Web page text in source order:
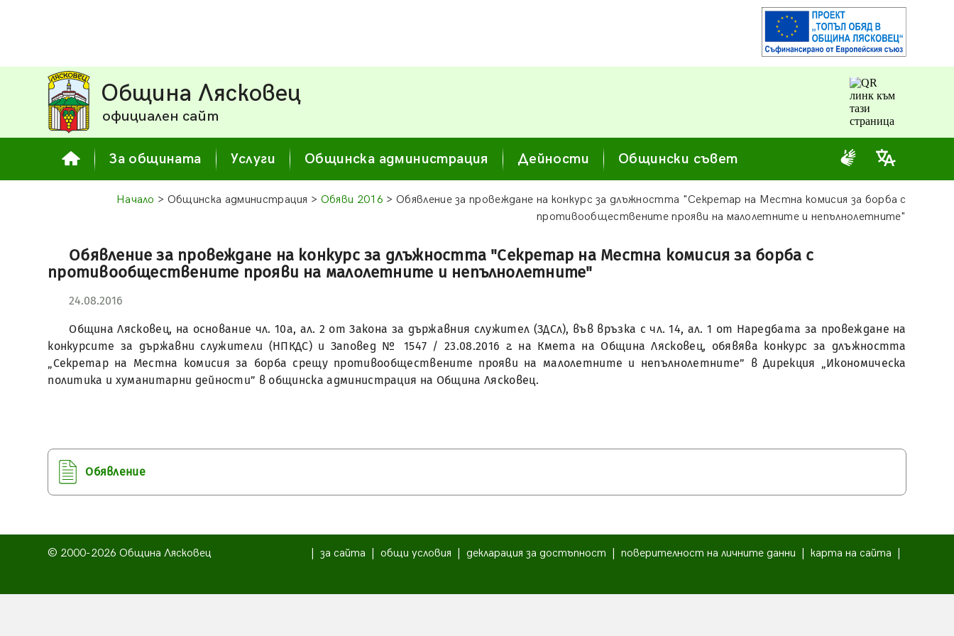
Община Лясковец
официален сайт
За общината Услуги Общинска администрация Дейности Общински съвет
Начало > Общинска администрация > Обяви 2016 > Обявление за провеждане на конкурс за длъжността "Секретар на Местна комисия за борба с
противообществените прояви на малолетните и непълнолетните"
Обявление за провеждане на конкурс за длъжността "Секретар на Местна комисия за борба с
противообществените прояви на малолетните и непълнолетните"
24.08.2016
Община Лясковец, на основание чл. 10а, ал. 2 от Закона за държавния служител (ЗДСл), във връзка с чл. 14, ал. 1 от Наредбата за провеждане на
конкурсите за държавни служители (НПКДС) и Заповед № 1547 / 23.08.2016 г. на Кмета на Община Лясковец, обявява конкурс за длъжността
„Секретар на Местна комисия за борба срещу противообществените прояви на малолетните и непълнолетните” в Дирекция „Икономическа
политика и хуманитарни дейности” в общинска администрация на Община Лясковец.
Обявление
© 2000-2026 Община Лясковец за сайта общи условия декларация за достъпност поверителност на личните данни карта на сайта